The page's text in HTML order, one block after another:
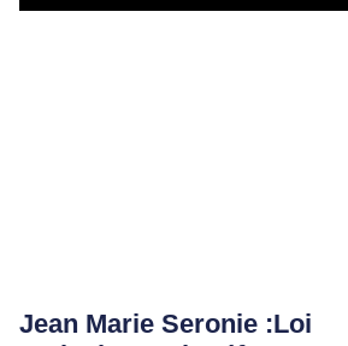
Jean Marie Seronie :Loi